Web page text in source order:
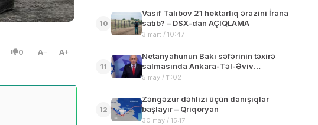
0 A A
10
Vasif Talıbov 21 hektarlıq ərazini İrana
satıb? – DSX-dan AÇIQLAMA
3 mart / 10:47
11
Netanyahunun Bakı səfərinin təxirə
salmasında Ankara-Təl-Əviv
qarşıdurması
5 may / 11:02
12
Zəngəzur dəhlizi üçün danışıqlar
başlayır – Qriqoryan
30 may / 15:17